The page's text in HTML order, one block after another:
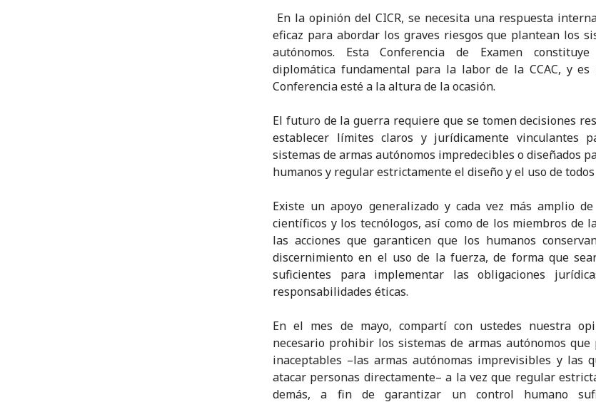
En la opinión del CICR, se necesita una respuesta
eficaz para abordar los graves riesgos que plantean los
autónomos. Esta Conferencia de Examen
diplomática fundamental para la labor de la CCAC, y
Conferencia esté a la altura de la ocasión.
El futuro de la guerra requiere que se tomen decisiones
establecer límites claros y jurídicamente vinculantes
sistemas de armas autónomos impredecibles o diseñados
humanos y regular estrictamente el diseño y el uso de todos
Existe un apoyo generalizado y cada vez más amplio
científicos y los tecnólogos, así como de los miembros de
las acciones que garanticen que los humanos
discernimiento en el uso de la fuerza, de forma que
suficientes para implementar las obligaciones
responsabilidades éticas.
En el mes de mayo, compartí con ustedes nuestra
necesario prohibir los sistemas de armas autónomos que
inaceptables –las armas autónomas imprevisibles y las
atacar personas directamente– a la vez que regular
demás, a fin de garantizar un control humano